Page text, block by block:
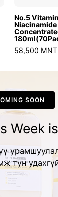
No.5
Niacinamide
58,500 MNT
SOON
Week
тун